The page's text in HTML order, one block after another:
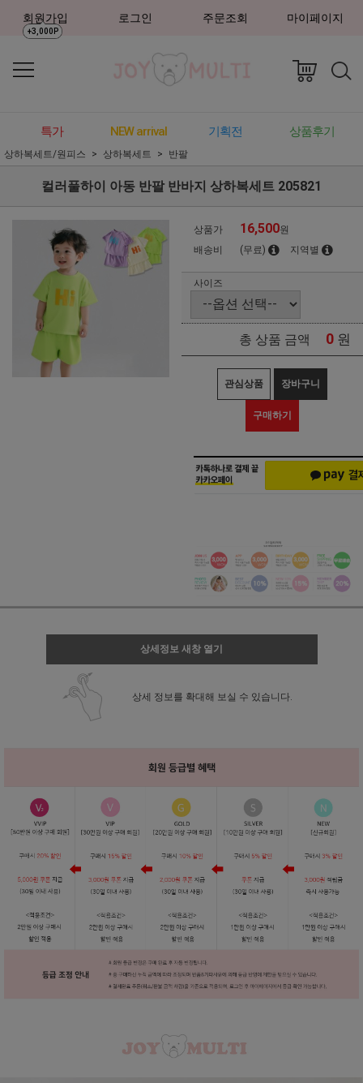
회원가입
+3,000P
로그인 주문조회 마이페이지
특가 NEW arrival 기획전 상품후기
상하복세트/원피스 상하복세트 반팔
컬러풀하이 아동 반팔 반바지 상하복세트 205821
상품가 16,500원
배송비
(무료) 지역별
사이즈
총 상품 금액 0 원
관심상품 장바구니
구매하기
상세정보 새창 열기
상세 정보를 확대해 보실 수 있습니다.